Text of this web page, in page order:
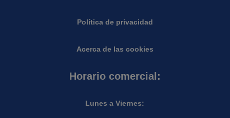
Política de privacidad
Acerca de las cookies
Horario comercial:
Lunes a Viernes: